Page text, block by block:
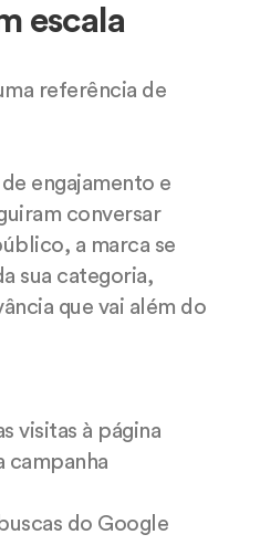
escala
referência de
engajamento e
conversar
a marca se
sua categoria,
que vai além do
visitas à página
campanha
do Google